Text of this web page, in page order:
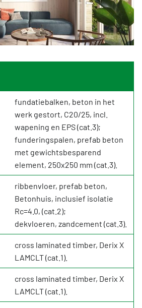
fundatiebalken, beton in het
werk gestort, C20/25, incl.
wapening en EPS (cat.3);
funderingspalen, prefab beton
met gewichtsbesparend
element, 250x250 mm (cat.3).
ribbenvloer, prefab beton,
Betonhuis, inclusief isolatie
Rc=4.0, (cat.2);
dekvloeren, zandcement (cat.3).
cross laminated timber, Derix X
LAMCLT (cat.1).
cross laminated timber, Derix X
LAMCLT (cat.1).